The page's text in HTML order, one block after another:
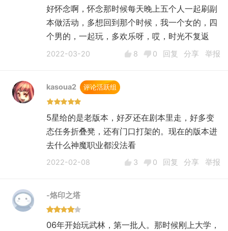
好怀念啊，怀念那时候每天晚上五个人一起刷副
本做活动，多想回到那个时候，我一个女的，四
个男的，一起玩，多欢乐呀，哎，时光不复返
2022-03-20 8 0 回复 分享 举报
kasoua2 评论活跃组
5星给的是老版本，好歹还在剧本里走，好多变
态任务折叠凳，还有门口打架的。现在的版本进
去什么神魔职业都没法看
2022-02-08 3 0 回复 分享 举报
-烙印之塔
06年开始玩武林，第一批人。那时候刚上大学，